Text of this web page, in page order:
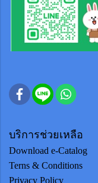
บริการช่วยเหลือ
Download e-Catalog
Terns & Conditions
Privacy Policy